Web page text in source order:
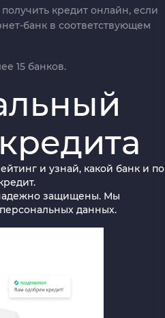
кредит онлайн, если
банк в соответствующем
15 банков.
и узнай, какой банк и по
защищены. Мы
данных.